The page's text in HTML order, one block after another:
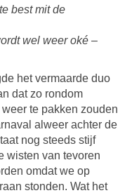
best mit de
wel weer oké –
het vermaarde duo
dat zo rondom
te pakken zouden
alweer achter de
nog steeds stijf
wisten van tevoren
omdat we op
stonden. Wat het